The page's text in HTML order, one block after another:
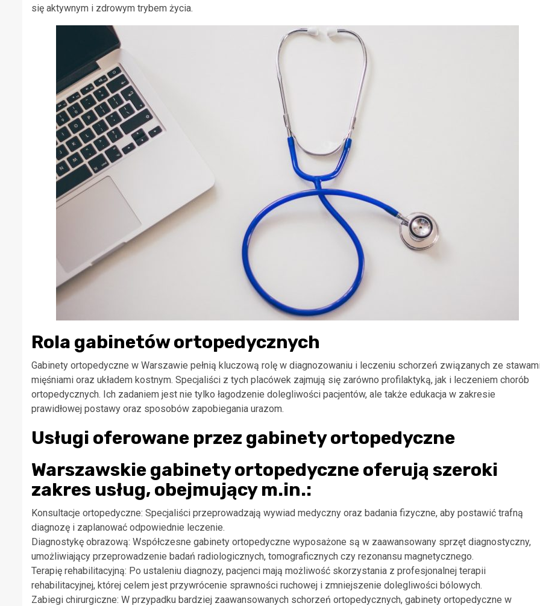
się aktywnym i zdrowym trybem życia.
Rola gabinetów ortopedycznych
Gabinety ortopedyczne w Warszawie pełnią kluczową rolę w diagnozowaniu i leczeniu schorzeń związanych ze
mięśniami oraz układem kostnym. Specjaliści z tych placówek zajmują się zarówno profilaktyką, jak i leczeniem chorób
ortopedycznych. Ich zadaniem jest nie tylko łagodzenie dolegliwości pacjentów, ale także edukacja w zakresie
prawidłowej postawy oraz sposobów zapobiegania urazom.
Usługi oferowane przez gabinety ortopedyczne
Warszawskie gabinety ortopedyczne oferują szeroki
zakres usług, obejmujący m.in.:
Konsultacje ortopedyczne: Specjaliści przeprowadzają wywiad medyczny oraz badania fizyczne, aby postawić trafną
diagnozę i zaplanować odpowiednie leczenie.
Diagnostykę obrazową: Współczesne gabinety ortopedyczne wyposażone są w zaawansowany sprzęt diagnostyczny,
umożliwiający przeprowadzenie badań radiologicznych, tomograficznych czy rezonansu magnetycznego.
Terapię rehabilitacyjną: Po ustaleniu diagnozy, pacjenci mają możliwość skorzystania z profesjonalnej terapii
rehabilitacyjnej, której celem jest przywrócenie sprawności ruchowej i zmniejszenie dolegliwości bólowych.
Zabiegi chirurgiczne: W przypadku bardziej zaawansowanych schorzeń ortopedycznych, gabinety ortopedyczne w